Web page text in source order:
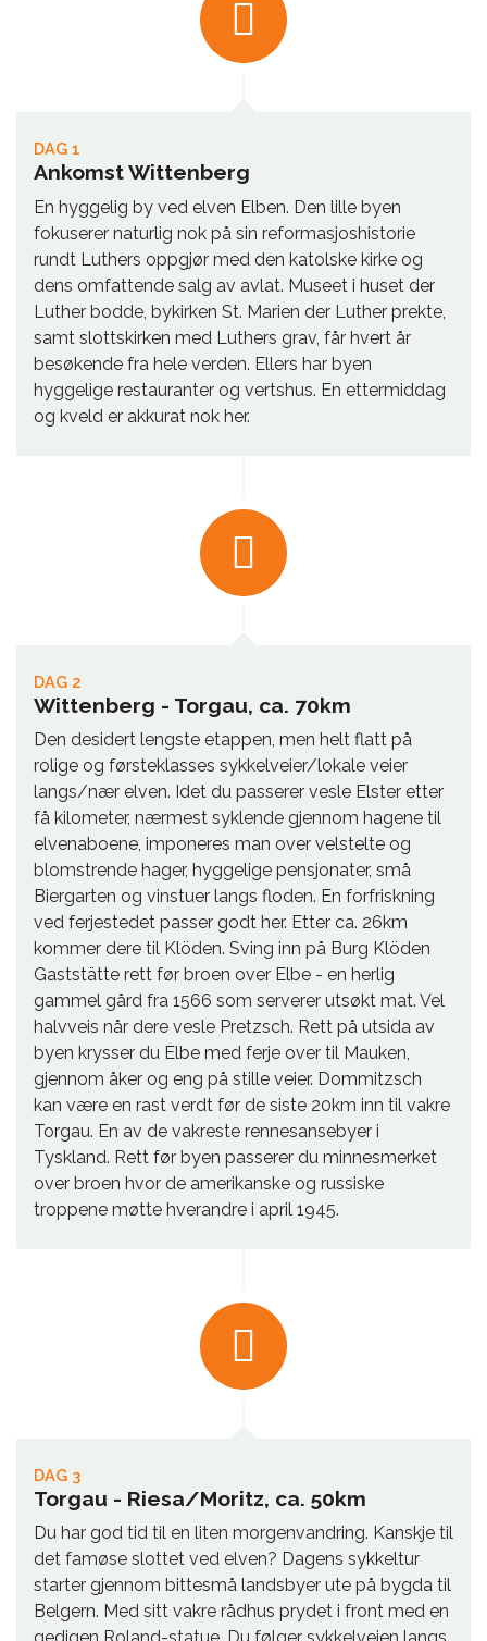
DAG 1
Ankomst Wittenberg
En hyggelig by ved elven Elben. Den lille byen
fokuserer naturlig nok på sin reformasjoshistorie
rundt Luthers oppgjør med den katolske kirke og
dens omfattende salg av avlat. Museet i huset der
Luther bodde, bykirken St. Marien der Luther prekte,
samt slottskirken med Luthers grav, får hvert år
besøkende fra hele verden. Ellers har byen
hyggelige restauranter og vertshus. En ettermiddag
og kveld er akkurat nok her.
DAG 2
Wittenberg - Torgau, ca. 70km
Den desidert lengste etappen, men helt flatt på
rolige og førsteklasses sykkelveier/lokale veier
langs/nær elven. Idet du passerer vesle Elster etter
få kilometer, nærmest syklende gjennom hagene til
elvenaboene, imponeres man over velstelte og
blomstrende hager, hyggelige pensjonater, små
Biergarten og vinstuer langs floden. En forfriskning
ved ferjestedet passer godt her. Etter ca. 26km
kommer dere til Klöden. Sving inn på Burg Klöden
Gaststätte rett før broen over Elbe - en herlig
gammel gård fra 1566 som serverer utsøkt mat. Vel
halvveis når dere vesle Pretzsch. Rett på utsida av
byen krysser du Elbe med ferje over til Mauken,
gjennom åker og eng på stille veier. Dommitzsch
kan være en rast verdt før de siste 20km inn til vakre
Torgau. En av de vakreste rennesansebyer i
Tyskland. Rett før byen passerer du minnesmerket
over broen hvor de amerikanske og russiske
troppene møtte hverandre i april 1945.
DAG 3
Torgau - Riesa/Moritz, ca. 50km
Du har god tid til en liten morgenvandring. Kanskje til
det famøse slottet ved elven? Dagens sykkeltur
starter gjennom bittesmå landsbyer ute på bygda til
Belgern. Med sitt vakre rådhus prydet i front med en